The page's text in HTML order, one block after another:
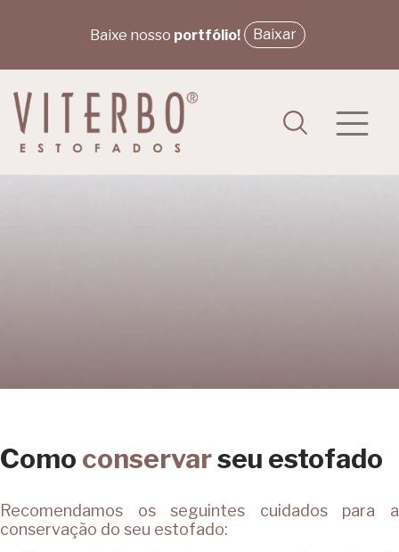
Baixe nosso portfólio! Baixar
PRODUTOS
Como conservarseu estofado
Recomendamos os seguintes cuidados para a
conservação do seu estofado: